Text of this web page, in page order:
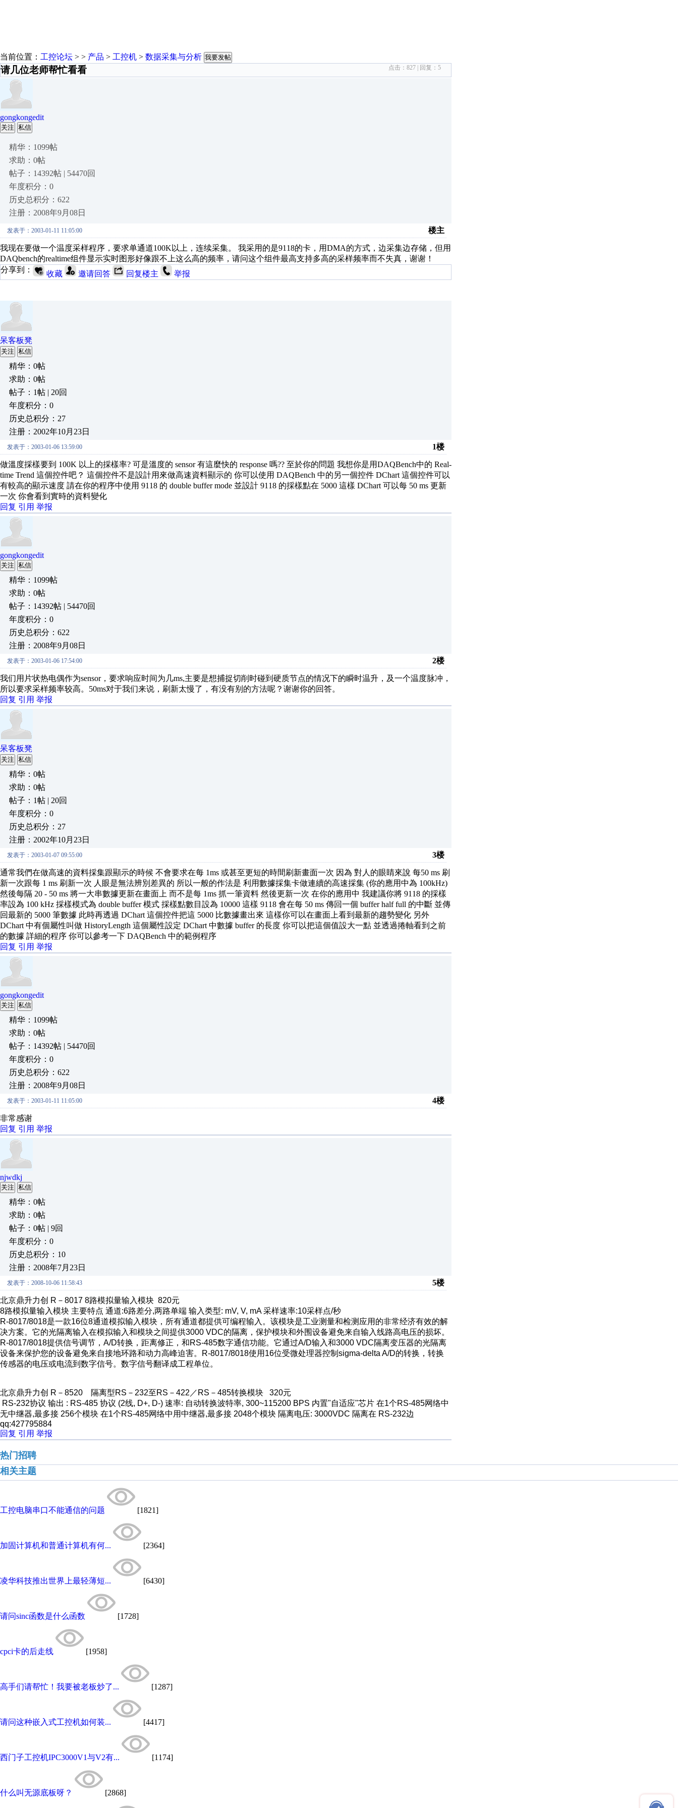
当前位置： 工控论坛 > > 产品 > 工控机 > 数据采集与分析 我要发帖
请几位老师帮忙看看 点击： 827 | 回复： 5
gongkongedit
关注 私信
精华：1099帖
求助：0帖
帖子：14392帖 | 54470回
年度积分：0
历史总积分：622
注册：2008年9月08日
发表于：2003-01-11 11:05:00 楼主
我现在要做一个温度采样程序，要求单通道100K以上，连续采集。 我采用的是9118的卡，用DMA的方式，边采集边存储，但用
DAQbench的realtime组件显示实时图形好像跟不上这么高的频率，请问这个组件最高支持多高的采样频率而不失真，谢谢！
分享到：
收藏 邀请回答 回复楼主 举报
呆客板凳
关注 私信
精华：0帖
求助：0帖
帖子：1帖 | 20回
年度积分：0
历史总积分：27
注册：2002年10月23日
发表于：2003-01-06 13:59:00 1楼
做溫度採樣要到 100K 以上的採樣率? 可是溫度的 sensor 有這麼快的 response 嗎?? 至於你的問題 我想你是用DAQBench中的 Real-
time Trend 這個控件吧？ 這個控件不是設計用來做高速資料顯示的 你可以使用 DAQBench 中的另一個控件 DChart 這個控件可以
有較高的顯示速度 請在你的程序中使用 9118 的 double buffer mode 並設計 9118 的採樣點在 5000 這樣 DChart 可以每 50 ms 更新
一次 你會看到實時的資料變化
回复 引用 举报
gongkongedit
关注 私信
精华：1099帖
求助：0帖
帖子：14392帖 | 54470回
年度积分：0
历史总积分：622
注册：2008年9月08日
发表于：2003-01-06 17:54:00 2楼
我们用片状热电偶作为sensor，要求响应时间为几ms,主要是想捕捉切削时碰到硬质节点的情况下的瞬时温升，及一个温度脉冲，
所以要求采样频率较高。50ms对于我们来说，刷新太慢了，有没有别的方法呢？谢谢你的回答。
回复 引用 举报
呆客板凳
关注 私信
精华：0帖
求助：0帖
帖子：1帖 | 20回
年度积分：0
历史总积分：27
注册：2002年10月23日
发表于：2003-01-07 09:55:00 3楼
通常我們在做高速的資料採集跟顯示的時候 不會要求在每 1ms 或甚至更短的時間刷新畫面一次 因為 對人的眼睛來說 每50 ms 刷
新一次跟每 1 ms 刷新一次 人眼是無法辨別差異的 所以一般的作法是 利用數據採集卡做連續的高速採集 (你的應用中為 100kHz)
然後每隔 20 - 50 ms 將一大串數據更新在畫面上 而不是每 1ms 抓一筆資料 然後更新一次 在你的應用中 我建議你將 9118 的採樣
率設為 100 kHz 採樣模式為 double buffer 模式 採樣點數目設為 10000 這樣 9118 會在每 50 ms 傳回一個 buffer half full 的中斷 並傳
回最新的 5000 筆數據 此時再透過 DChart 這個控件把這 5000 比數據畫出來 這樣你可以在畫面上看到最新的趨勢變化 另外
DChart 中有個屬性叫做 HistoryLength 這個屬性設定 DChart 中數據 buffer 的長度 你可以把這個值設大一點 並透過捲軸看到之前
的數據 詳細的程序 你可以參考一下 DAQBench 中的範例程序
回复 引用 举报
gongkongedit
关注 私信
精华：1099帖
求助：0帖
帖子：14392帖 | 54470回
年度积分：0
历史总积分：622
注册：2008年9月08日
发表于：2003-01-11 11:05:00 4楼
非常感谢
回复 引用 举报
njwdkj
关注 私信
精华：0帖
求助：0帖
帖子：0帖 | 9回
年度积分：0
历史总积分：10
注册：2008年7月23日
发表于：2008-10-06 11:58:43 5楼
北京鼎升力创 R－8017 8路模拟量输入模块 820元
8路模拟量输入模块 主要特点 通道:6路差分,两路单端 输入类型: mV, V, mA 采样速率:10采样点/秒
R-8017/8018是一款16位8通道模拟输入模块，所有通道都提供可编程输入。该模块是工业测量和检测应用的非常经济有效的解
决方案。它的光隔离输入在模拟输入和模块之间提供3000 VDC的隔离，保护模块和外围设备避免来自输入线路高电压的损坏。
R-8017/8018提供信号调节，A/D转换，距离修正，和RS-485数字通信功能。它通过A/D输入和3000 VDC隔离变压器的光隔离
设备来保护您的设备避免来自接地环路和动力高峰迫害。R-8017/8018使用16位受微处理器控制sigma-delta A/D的转换，转换
传感器的电压或电流到数字信号。数字信号翻译成工程单位。
北京鼎升力创 R－8520 隔离型RS－232至RS－422／RS－485转换模块 320元
RS-232协议 输出 : RS-485 协议 (2线, D+, D-) 速率: 自动转换波特率, 300~115200 BPS 内置"自适应"芯片 在1个RS-485网络中
无中继器,最多接 256个模块 在1个RS-485网络中用中继器,最多接 2048个模块 隔离电压: 3000VDC 隔离在 RS-232边
qq:427795884
回复 引用 举报
热门招聘
相关主题
工控电脑串口不能通信的问题 [1821]
加固计算机和普通计算机有何... [2364]
凌华科技推出世界上最轻薄短... [6430]
请问sinc函数是什么函数 [1728]
cpci卡的后走线 [1958]
高手们请帮忙！我要被老板炒了... [1287]
请问这种嵌入式工控机如何装... [4417]
西门子工控机IPC3000V1与V2有... [1174]
什么叫无源底板呀？ [2868]